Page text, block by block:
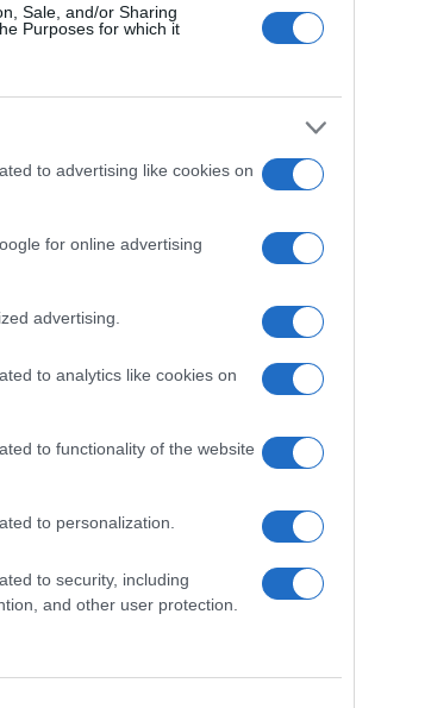
Sale, and/or Sharing
Purposes for which it
to advertising like cookies on
for online advertising
advertising.
to analytics like cookies on
to functionality of the website
to personalization.
to security, including
and other user protection.
Tempio
I nostri cari
I nostri cari
I nostri cari
Giovannimaria
|Pubblicità|Segnala